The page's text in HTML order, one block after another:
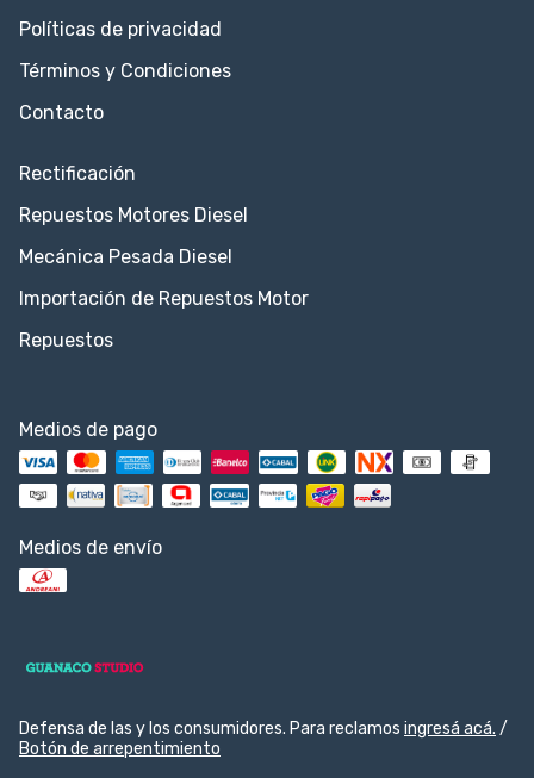
Políticas de privacidad
Términos y Condiciones
Contacto
Rectificación
Repuestos Motores Diesel
Mecánica Pesada Diesel
Importación de Repuestos Motor
Repuestos
Medios de pago
Medios de envío
Defensa de las y los consumidores. Para reclamos ingresá acá. /
Botón de arrepentimiento